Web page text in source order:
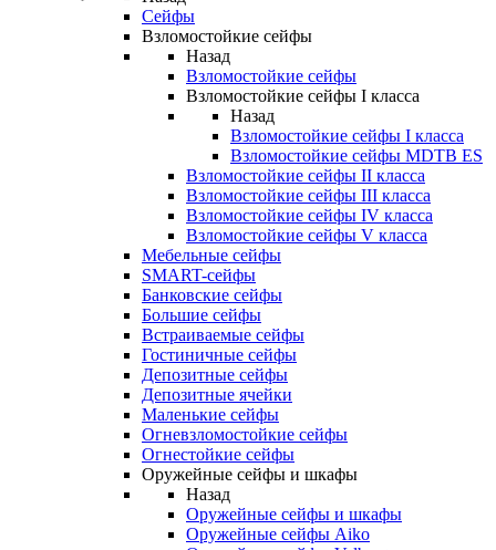
Сейфы
Взломостойкие сейфы
Назад
Взломостойкие сейфы
Взломостойкие сейфы I класса
Назад
Взломостойкие сейфы I класса
Взломостойкие сейфы MDTB ES
Взломостойкие сейфы II класса
Взломостойкие сейфы III класса
Взломостойкие сейфы IV класса
Взломостойкие сейфы V класса
Мебельные сейфы
SMART-сейфы
Банковские сейфы
Большие сейфы
Встраиваемые сейфы
Гостиничные сейфы
Депозитные сейфы
Депозитные ячейки
Маленькие сейфы
Огневзломостойкие сейфы
Огнестойкие сейфы
Оружейные сейфы и шкафы
Назад
Оружейные сейфы и шкафы
Оружейные сейфы Aiko